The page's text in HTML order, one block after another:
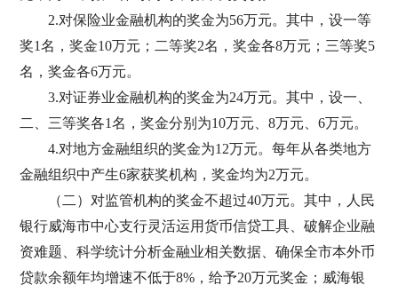
2.对保险业金融机构的奖金为56万元。其中，设一等
奖1名，奖金10万元；二等奖2名，奖金各8万元；三等奖5
名，奖金各6万元。
3.对证券业金融机构的奖金为24万元。其中，设一、
二、三等奖各1名，奖金分别为10万元、8万元、6万元。
4.对地方金融组织的奖金为12万元。每年从各类地方
金融组织中产生6家获奖机构，奖金均为2万元。
（二）对监管机构的奖金不超过40万元。其中，人民
银行威海市中心支行灵活运用货币信贷工具、破解企业融
资难题、科学统计分析金融业相关数据、确保全市本外币
贷款余额年均增速不低于8%，给予20万元奖金；威海银